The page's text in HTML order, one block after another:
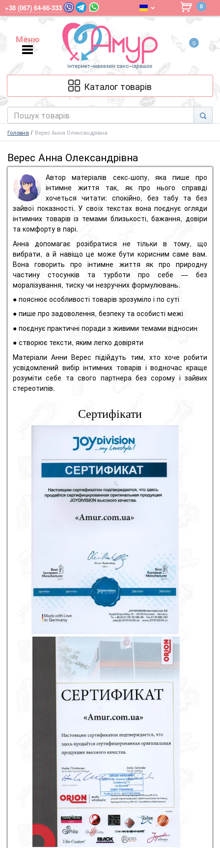
+38 (067) 64-66-333 0
Меню
Меню
0
Каталог товарів
Головна Верес Анна Олександрівна
Верес Анна Олександрівна
Автор матеріалів секс-шопу, яка пише про
інтимне життя так, як про нього справді
хочеться читати: спокійно, без табу та без
зайвої показності. У своїх текстах вона поєднує огляди
інтимних товарів із темами близькості, бажання, довіри
та комфорту в парі.
Анна допомагає розібратися не тільки в тому, що
вибрати, а й навіщо це може бути корисним саме вам.
Вона говорить про інтимне життя як про природну
частину стосунків та турботи про себе — без
моралізування, тиску чи незручних формулювань.
● пояснює особливості товарів зрозуміло і по суті
● пише про задоволення, безпеку та особисті межі
● поєднує практичні поради з живими темами відносин
● створює тексти, яким легко довіряти
Матеріали Анни Верес підійдуть тим, хто хоче робити
усвідомлений вибір інтимних товарів і водночас краще
розуміти себе та свого партнера без сорому і зайвих
стереотипів.
Сертифікати